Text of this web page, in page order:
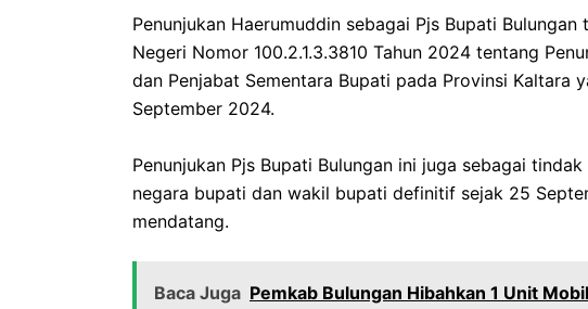
Penunjukan Haerumuddin sebagai Pjs Bupati
Negeri Nomor 100.2.1.3.3810 Tahun 2024 tentang
dan Penjabat Sementara Bupati pada Provinsi Kaltara
September 2024.
Penunjukan Pjs Bupati Bulungan ini juga sebagai
negara bupati dan wakil bupati definitif sejak 25
mendatang.
Baca Juga Pemkab Bulungan Hibahkan 1 Unit